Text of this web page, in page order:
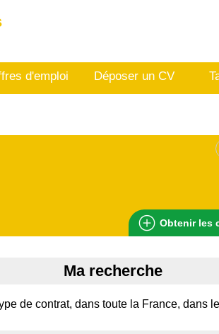
d'emploi Déposer un CV
Obtenir les
Ma recherche
de contrat, dans toute la France, dans